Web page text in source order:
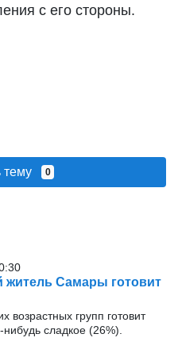
с его стороны.
тему 0
житель Самары готовит
возрастных групп готовит
сладкое (26%).